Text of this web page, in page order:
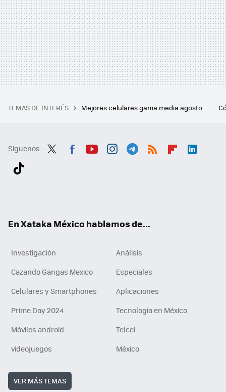
TEMAS DE INTERÉS Mejores celulares gama media agosto
Síguenos
En Xataka México hablamos de...
Investigación
Análisis
Cazando Gangas Mexico
Especiales
Celulares y Smartphones
Aplicaciones
Prime Day 2024
Tecnología en México
Móviles android
Telcel
videojuegos
México
VER MÁS TEMAS